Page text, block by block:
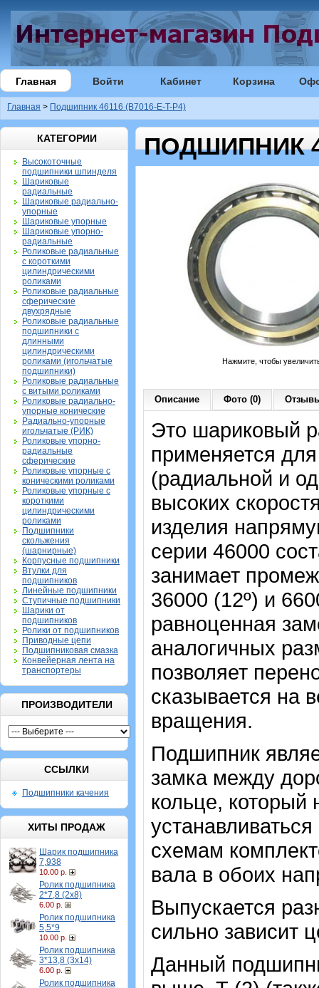
Главная Войти Кабинет Корзина
Главная > Подшипник 46116 (B7016-E-T-P4)
КАТЕГОРИИ
Высокоточные
подшипники шпинделя
Шариковые
радиальные
Шариковые радиально-
упорные
Шариковые упорные
Шариковые упорно-
радиальные
Роликовые радиальные
с короткими
цилиндрическими
роликами
Роликовые радиальные
сферические
двухрядные
Роликовые радиальные
подшипники с
длинными
цилиндрическими
роликами (игольчатые
подшипники)
Роликовые радиальные
с витыми роликами
Роликовые радиально-
упорные конические
Радиально-упорные
игольчатые (РИК)
Роликовые упорно-
радиальные
сферические
Роликовые упорные с
коническими роликами
Роликовые упорные с
короткими
цилиндрическими
роликами
Подшипники
скольжения
(шарнирные)
Корпусные подшипники
Втулки для
подшипников
Линейные подшипники
Ступичные подшипники
Шарики от
подшипников
Ролики от подшипников
Приводные цепи
Подшипниковая смазка
Конвейерная лента на
транспортеры
ПРОИЗВОДИТЕЛИ
ССЫЛКИ
Подшипники качения
ХИТЫ ПРОДАЖ
Шарик подшипника
7,938
10.00 р.
Ролик подшипника
2*7,8 (2х8)
6.00 р.
Ролик подшипника
5,5*9
10.00 р.
Ролик подшипника
3*13,8 (3х14)
6.00 р.
Ролик подшипника
ПОДШИПНИК
Нажмите, чтобы
Описание Фото (0)
Это шариковый
применяется
(радиальной и
высоких
изделия
серии 46000
занимает
36000 (12º) и
равноценная
аналогичных
позволяет
сказывается на
вращения.
Подшипник
замка между
кольце,
схемам
вала в обоих
Выпускается
сильно зависит
Данный